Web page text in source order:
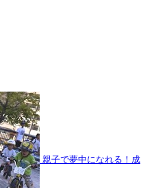
親子で夢中になれる！成